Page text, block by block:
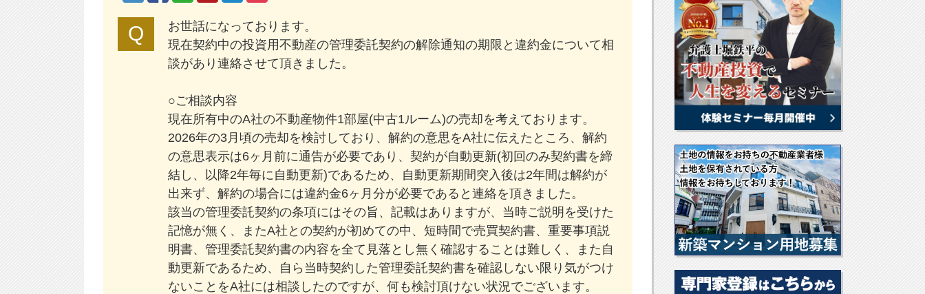
お世話になっております。
現在契約中の投資用不動産の管理委託契約の解除通知の期限と違約金について相
談があり連絡させて頂きました。
○ご相談内容
現在所有中のA社の不動産物件1部屋(中古1ルーム)の売却を考えております。
2026年の3月頃の売却を検討しており、解約の意思をA社に伝えたところ、解約
の意思表示は6ヶ月前に通告が必要であり、契約が自動更新(初回のみ契約書を締
結し、以降2年毎に自動更新)であるため、自動更新期間突入後は2年間は解約が
出来ず、解約の場合には違約金6ヶ月分が必要であると連絡を頂きました。
該当の管理委託契約の条項にはその旨、記載はありますが、当時ご説明を受けた
記憶が無く、またA社との契約が初めての中、短時間で売買契約書、重要事項説
明書、管理委託契約書の内容を全て見落とし無く確認することは難しく、また自
動更新であるため、自ら当時契約した管理委託契約書を確認しない限り気がつけ
ないことをA社には相談したのですが、何も検討頂けない状況でございます。